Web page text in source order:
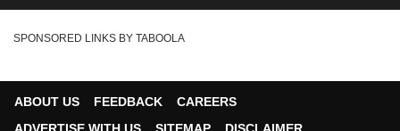
SPONSORED LINKS BY TABOOLA
ABOUT US FEEDBACK
CAREERS